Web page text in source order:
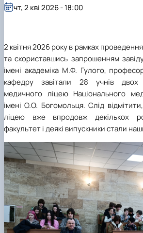
2 квітня 2026 року в рамках
та скориставшись запрошенням
імені академіка М.Ф. Гулого,
кафедру завітали 28 учнів двох
медичного ліцею Національного
імені О.О. Богомольця. Слід
ліцею вже впродовж декількох
факультет і деякі випускники стали
чт, 2 кві 2026 - 18:00